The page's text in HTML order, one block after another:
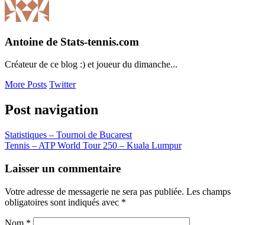
Antoine de Stats-tennis.com
Créateur de ce blog :) et joueur du dimanche...
More Posts Twitter
Post navigation
Statistiques – Tournoi de Bucarest
Tennis – ATP World Tour 250 – Kuala Lumpur
Laisser un commentaire
Votre adresse de messagerie ne sera pas publiée. Les champs
obligatoires sont indiqués avec *
Nom *